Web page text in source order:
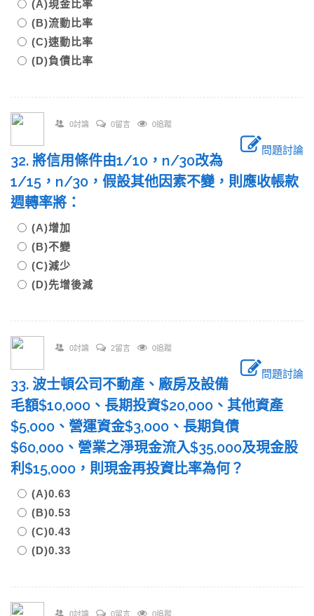
(A)現金比率
(B)流動比率
(C)速動比率
(D)負債比率
0討論 0留言 0追蹤
問題討論
32. 將信用條件由1/10，n/30改為
1/15，n/30，假設其他因素不變，則應收帳款
週轉率將：
(A)增加
(B)不變
(C)減少
(D)先增後減
0討論 2留言 0追蹤
問題討論
33. 波士頓公司不動產、廠房及設備
毛額$10,000、長期投資$20,000、其他資產
$5,000、營運資金$3,000、長期負債
$60,000、營業之淨現金流入$35,000及現金股
利$15,000，則現金再投資比率為何？
(A)0.63
(B)0.53
(C)0.43
(D)0.33
0討論 0留言 0追蹤